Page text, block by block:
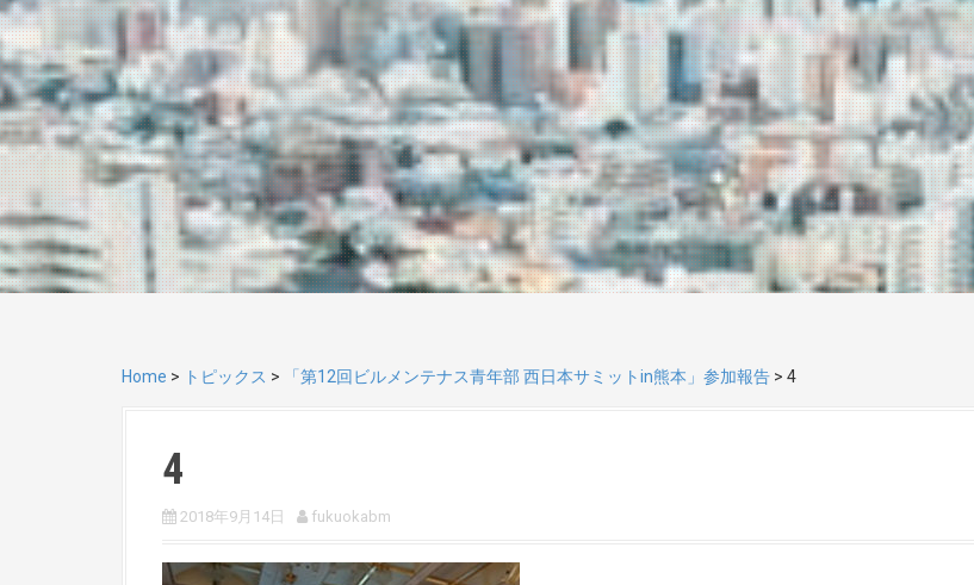
Home > トピックス > 「第12回ビルメンテナス青年部 西日本サミットin熊本」参加報告 > 4
4
2018年9月14日 fukuokabm